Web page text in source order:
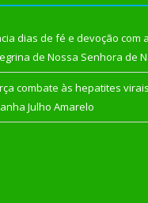
dias de fé e devoção com
de Nossa Senhora de
combate às hepatites
Julho Amarelo